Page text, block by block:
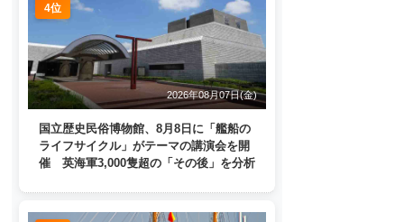
4位
2026年08月07日(金)
国立歴史民俗博物館、8月8日に「艦船の
ライフサイクル」がテーマの講演会を開
催 英海軍3,000隻超の「その後」を分析